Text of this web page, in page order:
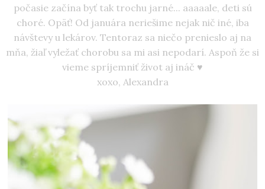
počasie začína byť tak trochu jarné... aaaaale, deti sú
choré. Opäť! Od januára neriešime nejak nič iné, iba
návštevy u lekárov. Tentoraz sa niečo prenieslo aj na
mňa, žiaľ vyležať chorobu sa mi asi nepodarí. Aspoň že si
vieme spríjemniť život aj ináč ♥
xoxo, Alexandra